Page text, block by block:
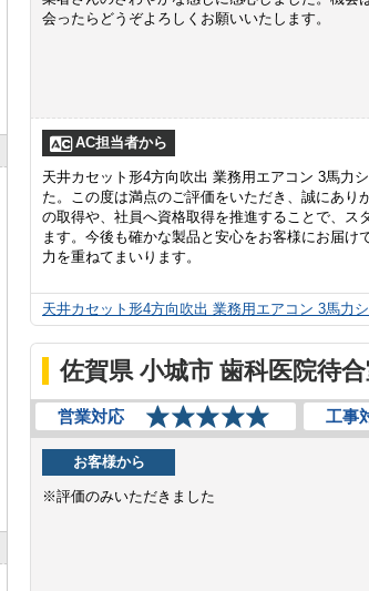
会ったらどうぞよろしくお願いいたします。
AC担当者から
天井カセット形4方向吹出 業務用エアコン 3馬力
た。この度は満点のご評価をいただき、誠にあり
の取得や、社員へ資格取得を推進することで、ス
ます。今後も確かな製品と安心をお客様にお届け
力を重ねてまいります。
天井カセット形4方向吹出 業務用エアコン 3馬力
佐賀県 小城市 歯科医院待
営業対応 工事
お客様から
※評価のみいただきました